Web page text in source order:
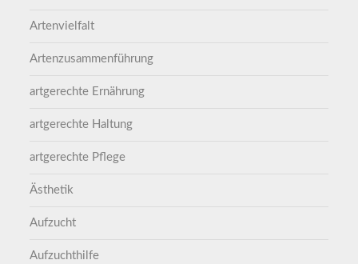
Artenvielfalt
Artenzusammenführung
artgerechte Ernährung
artgerechte Haltung
artgerechte Pflege
Ästhetik
Aufzucht
Aufzuchthilfe